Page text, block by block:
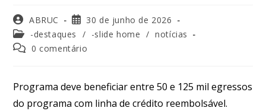
ABRUC
30 de junho de 2026
-destaques
/ -slide home / notícias
0 comentário
Programa deve beneficiar entre 50 e 125 mil egressos
do programa com linha de crédito reembolsável.